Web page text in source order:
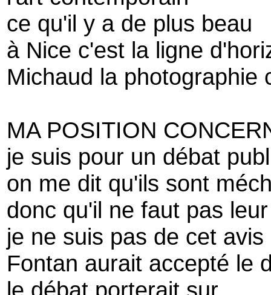
ce qu'il y a de plus beau
à Nice c'est la ligne
Michaud la photographie
MA POSITION
je suis pour un débat
on me dit qu'ils sont
donc qu'il ne faut pas
je ne suis pas de cet avis
Fontan aurait accepté le
le débat porterait sur